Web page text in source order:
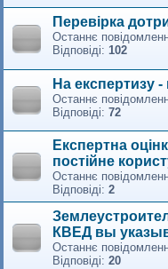
Перевiрка
Останнє
Відповіді: 102
На
Останнє
Відповіді: 72
Експертна
постійне
Останнє
Відповіді: 2
КВЕД вы
Останнє
Відповіді: 20